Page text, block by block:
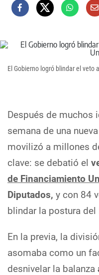
El Gobierno logró blindar el veto
Después de muchos
semana de una
movilizó a millones
clave: se debatió el
de Financiamiento
Diputados, y con 84
blindar la postura del
En la previa, la
asomaba como un
desnivelar la balanza